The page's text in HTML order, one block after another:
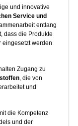
und innovative
Service und
entlang
dass die Produkte
eingesetzt werden
Zugang zu
, die von
und
die Kompetenz
und der